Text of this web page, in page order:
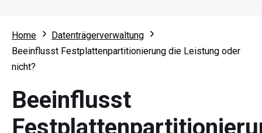
Home
Datenträgerverwaltung
Beeinflusst Festplattenpartitionierung die Leistung oder
nicht?
Beeinflusst